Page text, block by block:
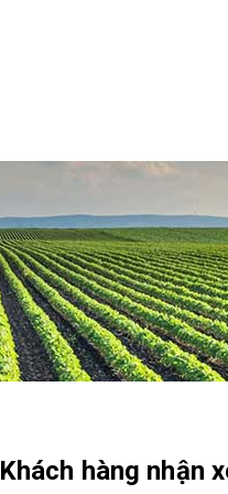
Khách hàng nhận